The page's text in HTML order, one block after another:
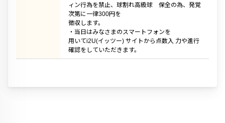
ィン行為を禁止、球割れ高級球 保全の為、発覚
次第に一律300円を
徴収します。
・当日はみなさまのスマートフォンを
用いてi2U(イッツー) サイトから点数入 力や進行
確認をしていただきます。